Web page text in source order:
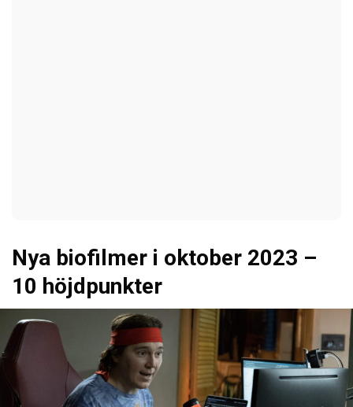
Nya biofilmer i oktober 2023 –
10 höjdpunkter